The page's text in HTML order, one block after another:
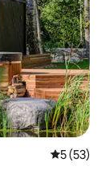
平均评分
5 (53)